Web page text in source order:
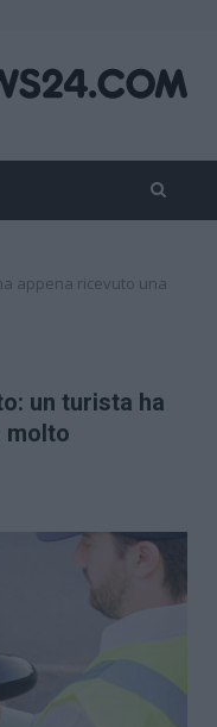
appena ricevuto una
un turista ha
molto